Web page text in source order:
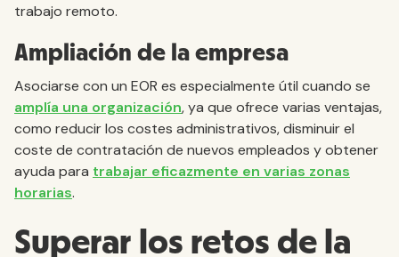
trabajo remoto.
Ampliación de la empresa
Asociarse con un EOR es especialmente útil cuando se
amplía una organización, ya que ofrece varias ventajas,
como reducir los costes administrativos, disminuir el
coste de contratación de nuevos empleados y obtener
ayuda para trabajar eficazmente en varias zonas
horarias.
Superar los retos de la